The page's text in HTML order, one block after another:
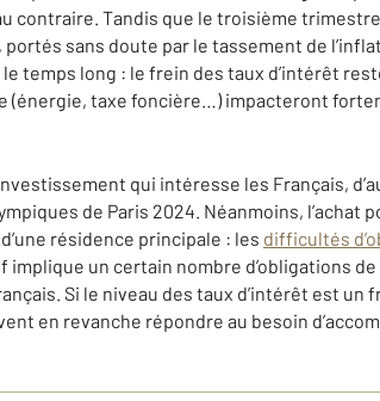
contraire. Tandis que le troisième
sans doute par le tassement de
temps long : le frein des taux d’intérêt
(énergie, taxe foncière…) impacteront
qui intéresse les Français,
de Paris 2024. Néanmoins,
résidence principale : les difficultés
implique un certain nombre d’obligations
Si le niveau des taux d’intérêt est un
en revanche répondre au besoin